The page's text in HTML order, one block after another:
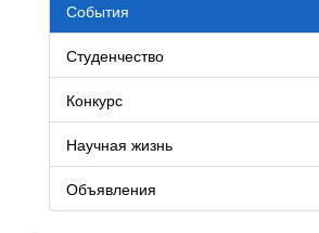
События
Студенчество
Конкурс
Научная жизнь
Объявления